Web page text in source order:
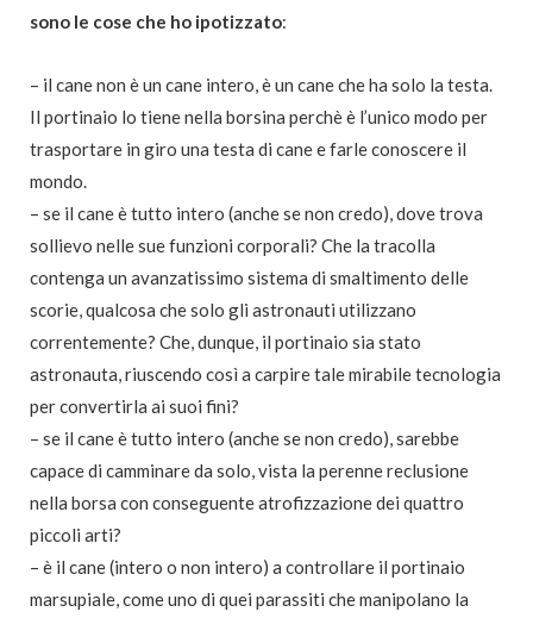
sono le cose che ho ipotizzato:
– il cane non è un cane intero, è un cane che ha solo la testa.
Il portinaio lo tiene nella borsina perchè è l’unico modo per
trasportare in giro una testa di cane e farle conoscere il
mondo.
– se il cane è tutto intero (anche se non credo), dove trova
sollievo nelle sue funzioni corporali? Che la tracolla
contenga un avanzatissimo sistema di smaltimento delle
scorie, qualcosa che solo gli astronauti utilizzano
correntemente? Che, dunque, il portinaio sia stato
astronauta, riuscendo così a carpire tale mirabile tecnologia
per convertirla ai suoi fini?
– se il cane è tutto intero (anche se non credo), sarebbe
capace di camminare da solo, vista la perenne reclusione
nella borsa con conseguente atrofizzazione dei quattro
piccoli arti?
– è il cane (intero o non intero) a controllare il portinaio
marsupiale, come uno di quei parassiti che manipolano la